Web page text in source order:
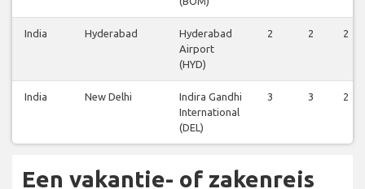
India Hyderabad
Hyderabad
Airport
(HYD)
2 2 2
India New Delhi
Indira Gandhi
International
(DEL)
3 3 2
Een vakantie- of zakenreis